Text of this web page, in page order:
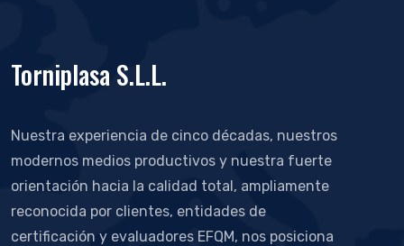
Torniplasa S.L.L.
Nuestra experiencia de cinco décadas, nuestros
modernos medios productivos y nuestra fuerte
orientación hacia la calidad total, ampliamente
reconocida por clientes, entidades de
certificación y evaluadores EFQM, nos posiciona